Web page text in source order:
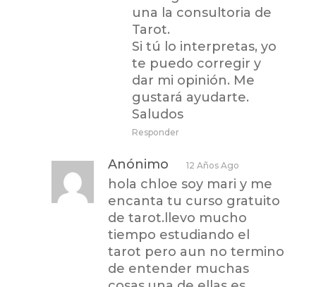
una la consultoria de
Tarot.
Si tú lo interpretas, yo
te puedo corregir y
dar mi opinión. Me
gustará ayudarte.
Saludos
Responder
Anónimo 12 Años Ago
hola chloe soy mari y me
encanta tu curso gratuito
de tarot.llevo mucho
tiempo estudiando el
tarot pero aun no termino
de entender muchas